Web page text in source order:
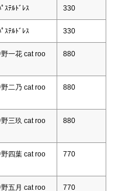
ｽﾃﾙﾄﾞﾚｽ 330
ｽﾃﾙﾄﾞﾚｽ 330
一花 cat roo
880
二乃 cat roo
880
三玖 cat roo
880
四葉 cat roo
770
五月 cat roo
770